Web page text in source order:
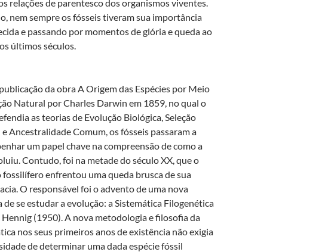
relações de parentesco dos organismos viventes.
nem sempre os fósseis tiveram sua importância
e passando por momentos de glória e queda ao
últimos séculos.
da obra A Origem das Espécies por Meio
Natural por Charles Darwin em 1859, no qual o
as teorias de Evolução Biológica, Seleção
Ancestralidade Comum, os fósseis passaram a
um papel chave na compreensão de como a
Contudo, foi na metade do século XX, que o
fossilífero enfrentou uma queda brusca de sua
O responsável foi o advento de uma nova
de se estudar a evolução: a Sistemática Filogenética
(1950). A nova metodologia e filosofia da
nos seus primeiros anos de existência não exigia
de determinar uma dada espécie fóssil